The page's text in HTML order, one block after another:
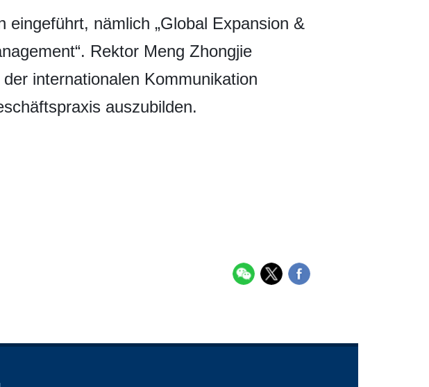
nämlich „Global Expansion &
Rektor Meng Zhongjie
internationalen Kommunikation
auszubilden.